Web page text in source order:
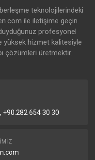
7 (2600), 8 (900), 20
(2500 MHz)
(Micro SIM)
teknolojilerindeki
ile iletişime geçin.
profesyonel
yüksek hizmet kalitesiyle
çözümleri üretmektir.
+90.282 654 30 30